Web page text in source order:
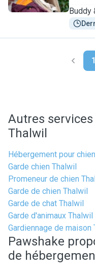
Buddy
1
Autres
Thalwil
Hébergement pour
Garde chien Thalwil
Promeneur de chien
Garde de chien Thalwil
Garde de chat Thalwil
Garde d'animaux Thalwil
Gardiennage de maison
Pawshake
de